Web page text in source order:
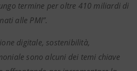
termine per oltre 410 miliardi di
alle PMI”.
digitale, sostenibilità,
sono alcuni dei temi chiave